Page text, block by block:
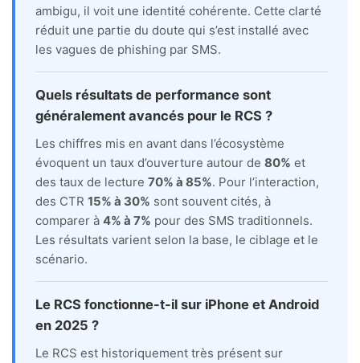
ambigu, il voit une identité cohérente. Cette clarté
réduit une partie du doute qui s’est installé avec
les vagues de phishing par SMS.
Quels résultats de performance sont
généralement avancés pour le RCS ?
Les chiffres mis en avant dans l’écosystème
évoquent un taux d’ouverture autour de 80% et
des taux de lecture 70% à 85%. Pour l’interaction,
des CTR 15% à 30% sont souvent cités, à
comparer à 4% à 7% pour des SMS traditionnels.
Les résultats varient selon la base, le ciblage et le
scénario.
Le RCS fonctionne-t-il sur iPhone et Android
en 2025 ?
Le RCS est historiquement très présent sur